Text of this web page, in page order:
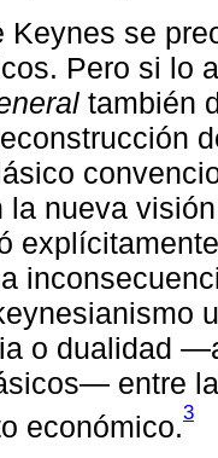
Keynes se
Pero si lo
también
la nueva
o dualidad
entre
económico.3